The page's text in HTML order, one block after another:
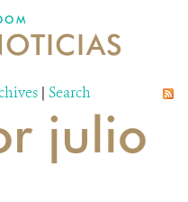
QUEJAS Y RECLAMOS
| Search
julio